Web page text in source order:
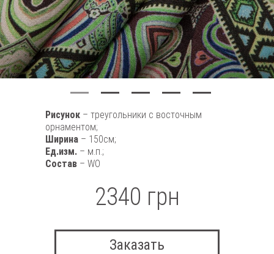
Рисунок – треугольники с восточным
орнаментом;
Ширина – 150см;
Ед.изм. – м.п.;
Состав – WO
2340 грн
Заказать